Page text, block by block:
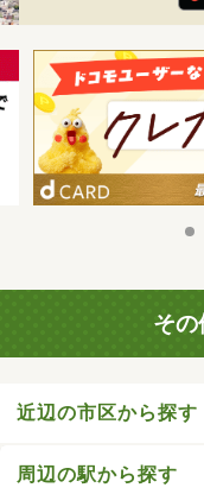
そ
近辺の市区から探す
周辺の駅から探す